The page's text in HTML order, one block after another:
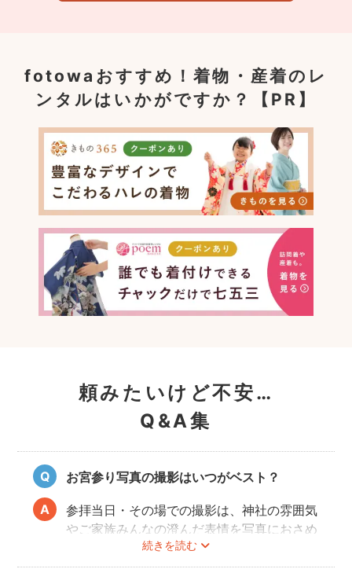
fotowaおすすめ！着物・産着のレ
ンタルはいかがですか？【PR】
頼みたいけど不安…
Q&A集
お宮参り写真の撮影はいつがベスト？
続きを読む
参拝当日・その場での撮影は、神社の雰囲気
やご家族みんなの澄んだ表情を写真におさめ
ることできオススメですが、当日は慌ただし